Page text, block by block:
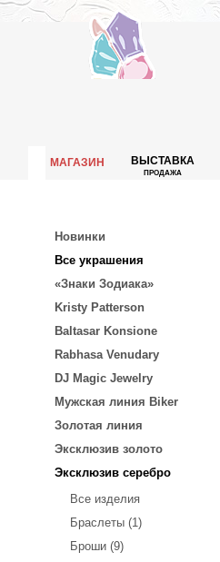
МАГАЗИН ВЫСТАВКА
ПРОДАЖА
Новинки
Все украшения
«Знаки Зодиака»
Kristy Patterson
Baltasar Konsione
Rabhasa Venudary
DJ Magic Jewelry
Мужская линия Biker
Золотая линия
Эксклюзив золото
Эксклюзив серебро
Все изделия
Браслеты (1)
Броши (9)